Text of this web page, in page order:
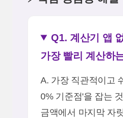
Q1. 계산기 앱
가장 빨리 계산하
A. 가장 직관적이고
0% 기준점'을 잡는
금액에서 마지막 자